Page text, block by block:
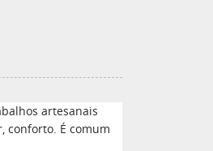
artesanais
conforto. É comum